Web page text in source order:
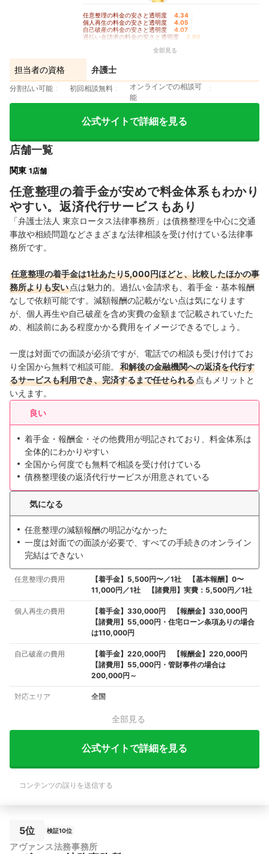
任意整理の料金の安さと透明度 4.34
個人再生の料金の安さと透明度 4.05
自己破産の料金の安さと透明度 4.07
過払い金請求の料金の安さと透明度 3.80
全部見る
担当者の資格 弁護士
分割払い可能 初回相談無料
オンラインでの相談可
能
公式サイトで詳細を見る
店舗一覧
関東 1店舗
任意整理の着手金が安めで料金体系もわかり
やすい。返済代行サービスもあり
「弁護士法人 東京ロータス法律事務所」は債務整理を中心に交通
事故や相続問題などさまざまな法律相談を受け付けている法律事
務所です。
任意整理の着手金は1社あたり5,000円ほどと、比較したほかの事
務所よりも安い点は魅力的。過払い金請求も、着手金・基本報酬
なしで依頼可能です。減額報酬の記載がない点は気になります
が、個人再生や自己破産を含め実費の金額まで記載されていたた
め、相談前にある程度かかる費用をイメージできるでしょう。
一度は対面での面談が必須ですが、電話での相談も受け付けてお
り全国から無料で相談可能。
和解後の金融機関への返済を代行す
るサービスも利用でき、完済するまで任せられる点もメリットと
いえます。
良い
着手金・報酬金・その他費用が明記されており、料金体系は
全体的にわかりやすい
全国から何度でも無料で相談を受け付けている
債務整理後の返済代行サービスが用意されている
気になる
任意整理の減額報酬の明記がなかった
一度は対面での面談が必要で、すべての手続きのオンライン
完結はできない
任意整理の費用
【着手金】5,500円〜／1社 【基本報酬】0〜
11,000円／1社 【諸費用】実費：5,500円／1社
個人再生の費用
【着手金】330,000円 【報酬金】330,000円
【諸費用】55,000円・住宅ローン条項ありの場合
は110,000円
自己破産の費用
【着手金】220,000円 【報酬金】220,000円
【諸費用】55,000円・管財事件の場合は
200,000円～
対応エリア 全国
全部見る
公式サイトで詳細を見る
コンテンツの誤りを送信する
5位 検証10位
アヴァンス法務事務所